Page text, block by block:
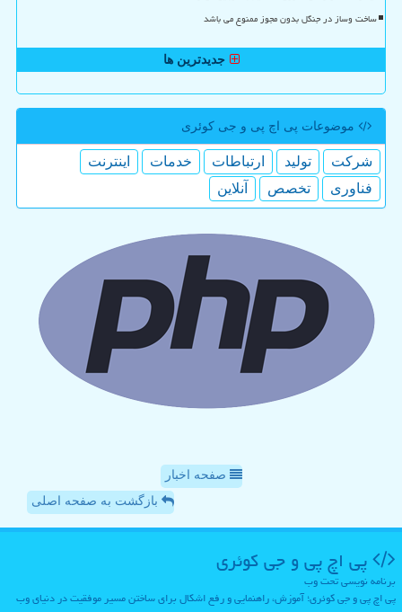
ساخت وساز در جنگل بدون مجوز ممنوع می باشد
جدیدترین ها
موضوعات پی اچ پی و جی كوئری
شركت تولید ارتباطات خدمات
اینترنت
فناوری
تخصص آنلاین
صفحه اخبار
بازگشت به صفحه اصلی
پی اچ پی و جی كوئری
برنامه نویسی تحت وب
پی اچ پی و جی کوئری؛ آموزش، راهنمایی و رفع اشکال برای ساختن مسیر موفقیت در دنیای وب